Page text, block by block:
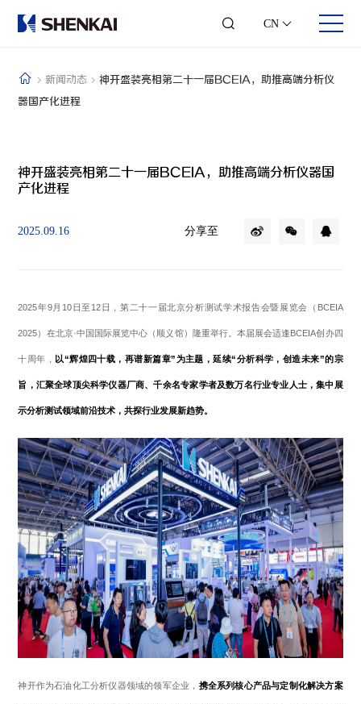
CN
公司简介
发展历程
企业文化
企业荣誉
钻修井控
井口采油
股票信息
可视化年报
合伙人时代
团队风采
+86 021-54332841 上海市闵行区浦星公路1769号
版权所有 上海神开石油化工装备股份有限公司 沪ICP备15050775
网站建设：逐鹿科技 三维动画：昊天罔极
新闻动态
神开盛装亮相第二十一届BCEIA，助推高端分析仪
器国产化进程
神开盛装亮相第二十一届BCEIA，助推高端分析仪器国
产化进程
2025.09.16 分享至
2025年9月10日至12日，第二十一届北京分析测试学术报告会暨展览会（BCEIA
2025）在北京·中国国际展览中心（顺义馆）隆重举行。本届展会适逢BCEIA创办四
十周年， 以“辉煌四十载，再谱新篇章”为主题，延续“分析科学，创造未来”的宗
旨，汇聚全球顶尖科学仪器厂商、千余名专家学者及数万名行业专业人士，集中展
示分析测试领域前沿技术，共探行业发展新趋势。
神开作为石油化工分析仪器领域的领军企业， 携全系列核心产品与定制化解决方案